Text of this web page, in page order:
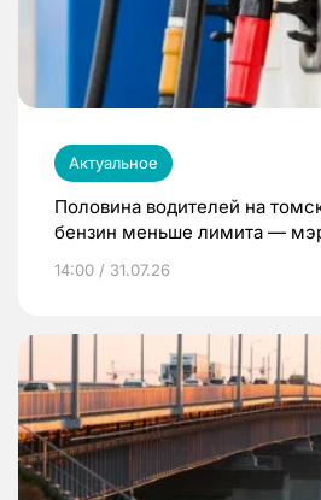
Актуальное
Половина водителей на
бензин меньше лимита —
14:00 / 31.07.26